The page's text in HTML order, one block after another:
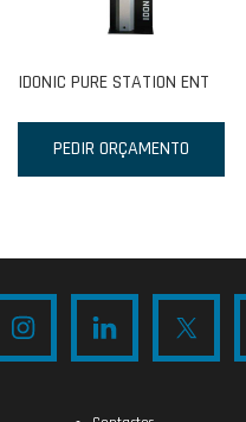
IDONIC PURE STATION ENT
PEDIR ORÇAMENTO